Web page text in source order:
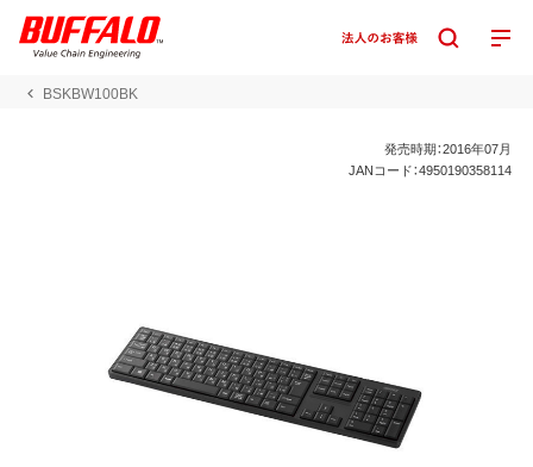
BSKBW100BK
発売時期：2016年07月
JANコード：4950190358114